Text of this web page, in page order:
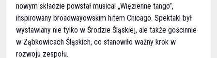
nowym składzie powstał musical „Więzienne tango”,
inspirowany broadwayowskim hitem Chicago. Spektakl był
wystawiany nie tylko w Środzie Śląskiej, ale także gościnnie
w Ząbkowicach Śląskich, co stanowiło ważny krok w
rozwoju zespołu.